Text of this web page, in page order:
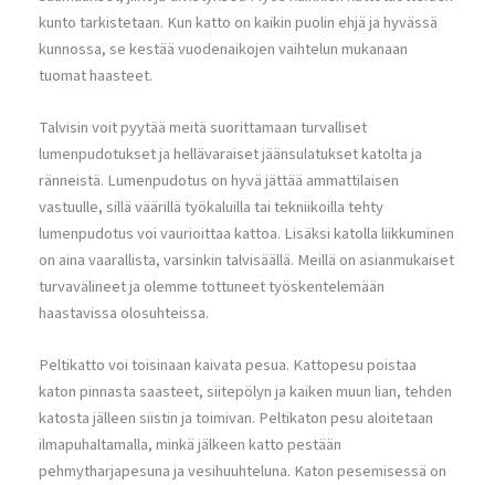
kunto tarkistetaan. Kun katto on kaikin puolin ehjä ja hyvässä
kunnossa, se kestää vuodenaikojen vaihtelun mukanaan
tuomat haasteet.
Talvisin voit pyytää meitä suorittamaan turvalliset
lumenpudotukset ja hellävaraiset jäänsulatukset katolta ja
ränneistä. Lumenpudotus on hyvä jättää ammattilaisen
vastuulle, sillä väärillä työkaluilla tai tekniikoilla tehty
lumenpudotus voi vaurioittaa kattoa. Lisäksi katolla liikkuminen
on aina vaarallista, varsinkin talvisäällä. Meillä on asianmukaiset
turvavälineet ja olemme tottuneet työskentelemään
haastavissa olosuhteissa.
Peltikatto voi toisinaan kaivata pesua. Kattopesu poistaa
katon pinnasta saasteet, siitepölyn ja kaiken muun lian, tehden
katosta jälleen siistin ja toimivan. Peltikaton pesu aloitetaan
ilmapuhaltamalla, minkä jälkeen katto pestään
pehmytharjapesuna ja vesihuuhteluna. Katon pesemisessä on